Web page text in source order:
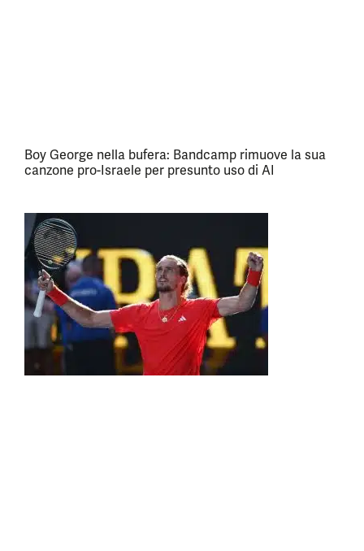
Boy George nella bufera: Bandcamp rimuove la sua
canzone pro-Israele per presunto uso di AI